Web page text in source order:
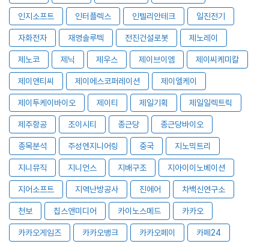
인지소프트 인터플렉스 인텔리안테크 일진전기
자화전자 재영솔루텍 전진건설로봇 제노레이
제노코 제닉 제우스 제이브이엠 제이씨케미칼
제이앤티씨 제이에스코퍼레이션 제이엘케이
제이투케이바이오 제이티 제일기획 제일일렉트릭
제주항공 조이시티 종근당 종근당바이오
종목분석 주성엔지니어링 중국 지노믹트리
지니뮤직 지니언스 지배구조 지아이이노베이션
지어소프트 지역난방공사 진에어 차백신연구소
천보 칩스앤미디어 카이노스메드 카카오
카카오게임즈 카카오뱅크 카카오페이 카페24